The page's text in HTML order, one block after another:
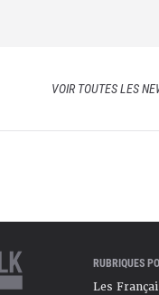
VOIR TOUTES LES
RUBRIQUES
Les